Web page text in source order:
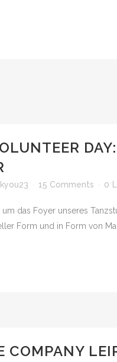
15 Comments 0
das Foyer unseres
Form und in Form von
COMPANY